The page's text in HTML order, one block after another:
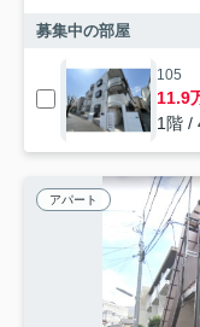
募集中の部屋
105
11.9
1階 /
アパート